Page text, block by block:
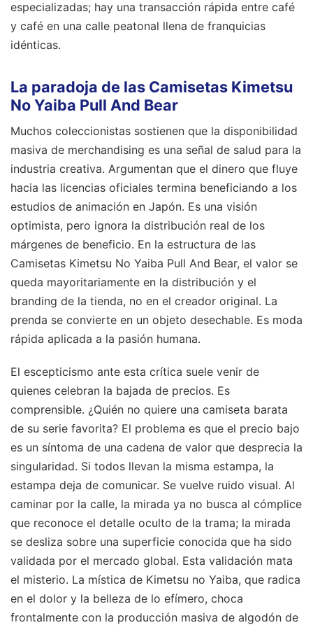
especializadas; hay una transacción rápida entre café
y café en una calle peatonal llena de franquicias
idénticas.
La paradoja de las Camisetas Kimetsu
No Yaiba Pull And Bear
Muchos coleccionistas sostienen que la disponibilidad
masiva de merchandising es una señal de salud para la
industria creativa. Argumentan que el dinero que fluye
hacia las licencias oficiales termina beneficiando a los
estudios de animación en Japón. Es una visión
optimista, pero ignora la distribución real de los
márgenes de beneficio. En la estructura de las
Camisetas Kimetsu No Yaiba Pull And Bear, el valor se
queda mayoritariamente en la distribución y el
branding de la tienda, no en el creador original. La
prenda se convierte en un objeto desechable. Es moda
rápida aplicada a la pasión humana.
El escepticismo ante esta crítica suele venir de
quienes celebran la bajada de precios. Es
comprensible. ¿Quién no quiere una camiseta barata
de su serie favorita? El problema es que el precio bajo
es un síntoma de una cadena de valor que desprecia la
singularidad. Si todos llevan la misma estampa, la
estampa deja de comunicar. Se vuelve ruido visual. Al
caminar por la calle, la mirada ya no busca al cómplice
que reconoce el detalle oculto de la trama; la mirada
se desliza sobre una superficie conocida que ha sido
validada por el mercado global. Esta validación mata
el misterio. La mística de Kimetsu no Yaiba, que radica
en el dolor y la belleza de lo efímero, choca
frontalmente con la producción masiva de algodón de